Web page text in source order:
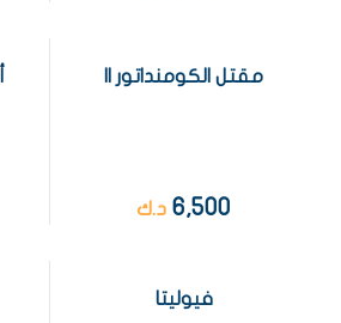
مقتل الكومنداتور II
6,500 د.ك
فيوليتا